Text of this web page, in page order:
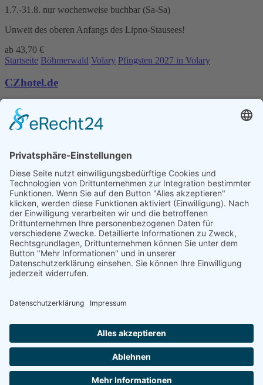
1.7.-31.8. nur wochenweise buchbar (Sa-Sa)
Unweit des oberen Anfangs des Lipno-Stausees!
ab 43,70 €
Startseite Böhmerwald Volary Pfingsten 2027 in Volary
CZhotel.de
AGB
Datenschutz